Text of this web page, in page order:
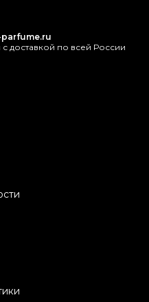
доставкой по всей России